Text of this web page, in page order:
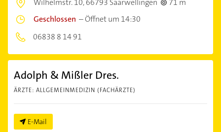
Wilhelmstr. 10,66793 Saarwellingen
71 m
Geschlossen –Öffnet um 14:30
06838 8 14 91
Adolph & Mißler Dres.
ÄRZTE: ALLGEMEINMEDIZIN (FACHÄRZTE)
E-Mail